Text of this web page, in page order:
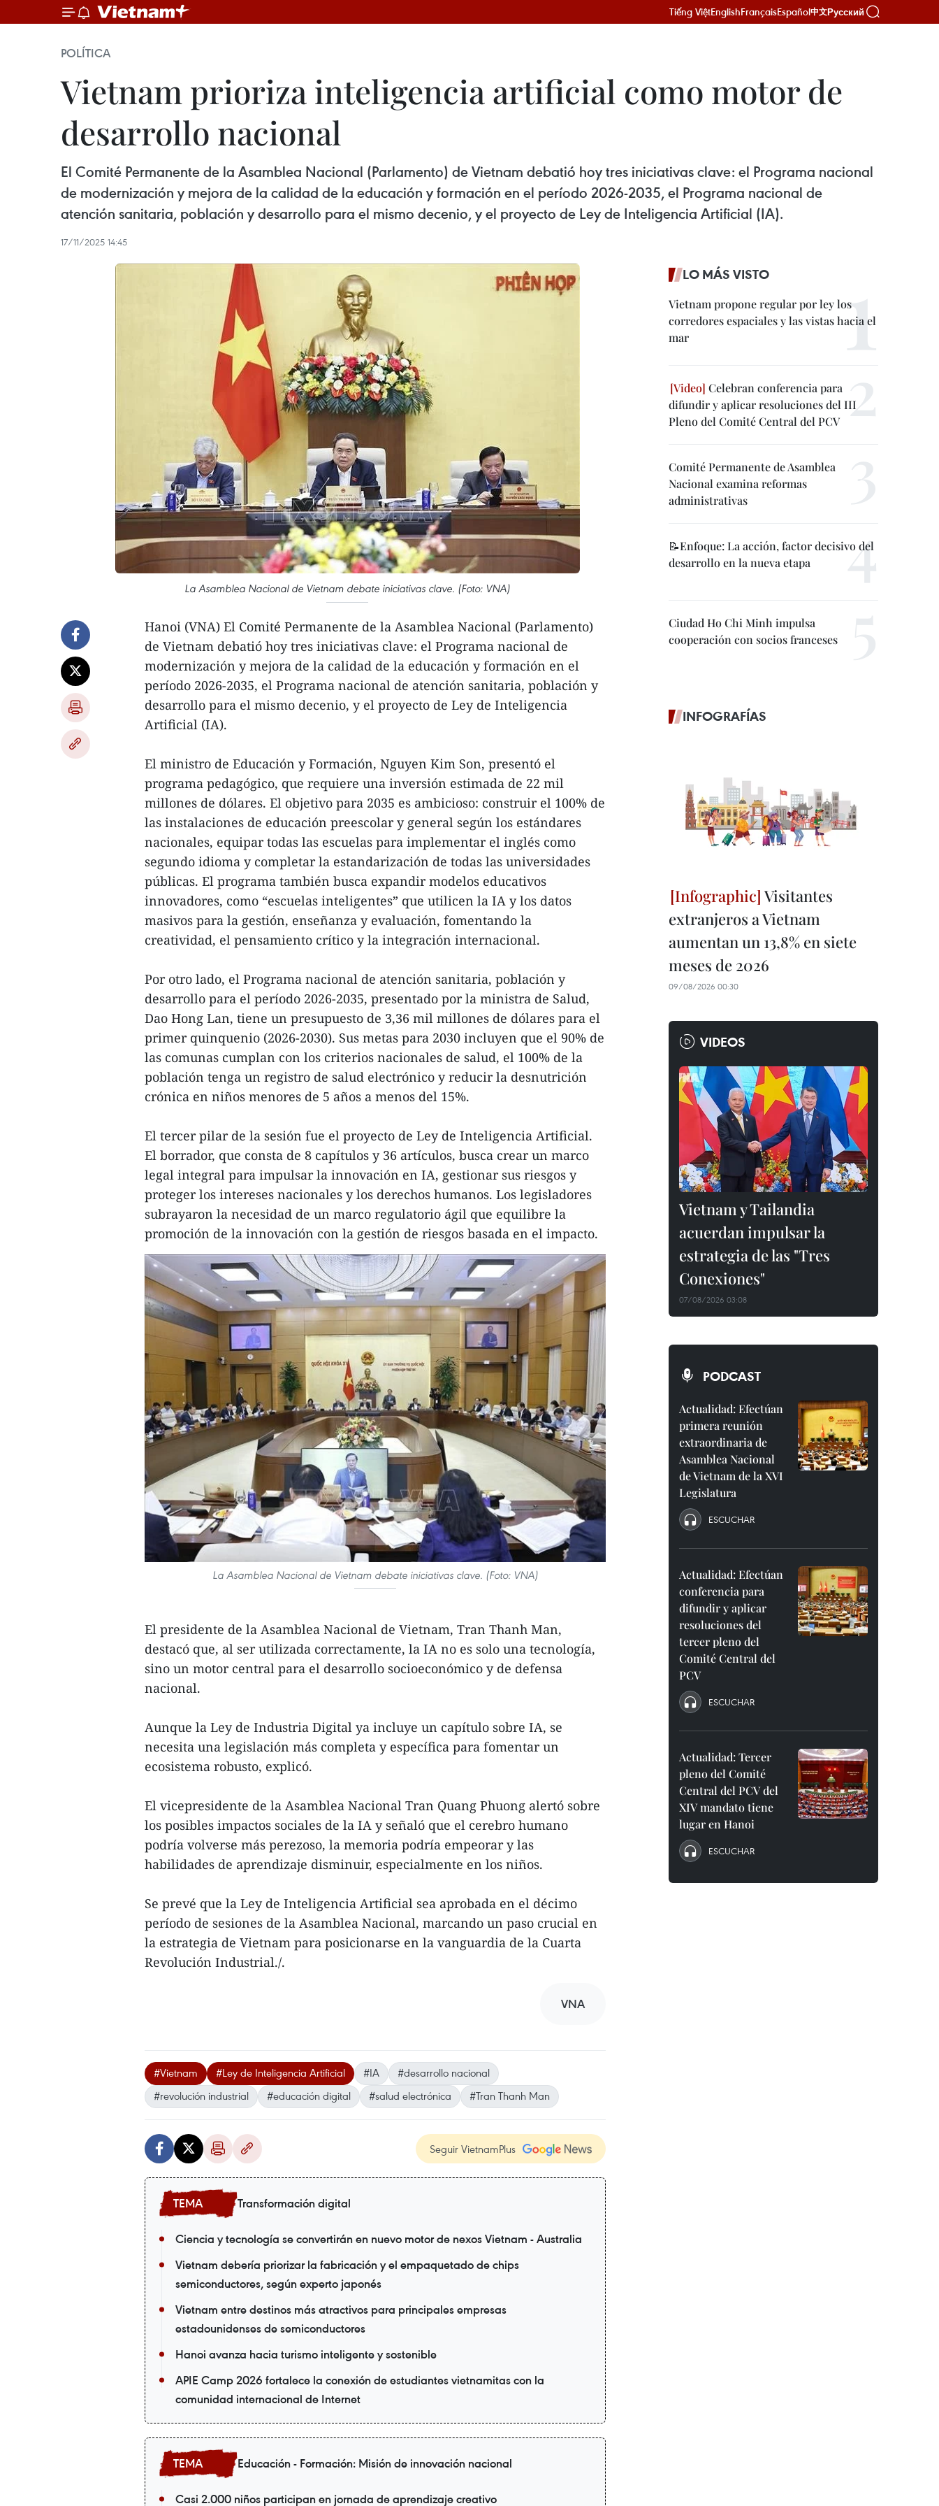
Tiếng ViệtEnglishFrançaisEspañol中文Русский
POLÍTICA
Vietnam prioriza inteligencia artificial como motor de
desarrollo nacional
El Comité Permanente de la Asamblea Nacional (Parlamento) de Vietnam debatió hoy tres iniciativas clave: el Programa nacional
de modernización y mejora de la calidad de la educación y formación en el período 2026-2035, el Programa nacional de
atención sanitaria, población y desarrollo para el mismo decenio, y el proyecto de Ley de Inteligencia Artificial (IA).
17/11/2025 14:45
La Asamblea Nacional de Vietnam debate iniciativas clave. (Foto: VNA)
Hanoi (VNA) El Comité Permanente de la Asamblea Nacional (Parlamento)
de Vietnam debatió hoy tres iniciativas clave: el Programa nacional de
modernización y mejora de la calidad de la educación y formación en el
período 2026-2035, el Programa nacional de atención sanitaria, población y
desarrollo para el mismo decenio, y el proyecto de Ley de Inteligencia
Artificial (IA).
El ministro de Educación y Formación, Nguyen Kim Son, presentó el
programa pedagógico, que requiere una inversión estimada de 22 mil
millones de dólares. El objetivo para 2035 es ambicioso: construir el 100% de
las instalaciones de educación preescolar y general según los estándares
nacionales, equipar todas las escuelas para implementar el inglés como
segundo idioma y completar la estandarización de todas las universidades
públicas. El programa también busca expandir modelos educativos
innovadores, como “escuelas inteligentes” que utilicen la IA y los datos
masivos para la gestión, enseñanza y evaluación, fomentando la
creatividad, el pensamiento crítico y la integración internacional.
Por otro lado, el Programa nacional de atención sanitaria, población y
desarrollo para el período 2026-2035, presentado por la ministra de Salud,
Dao Hong Lan, tiene un presupuesto de 3,36 mil millones de dólares para el
primer quinquenio (2026-2030). Sus metas para 2030 incluyen que el 90% de
las comunas cumplan con los criterios nacionales de salud, el 100% de la
población tenga un registro de salud electrónico y reducir la desnutrición
crónica en niños menores de 5 años a menos del 15%.
El tercer pilar de la sesión fue el proyecto de Ley de Inteligencia Artificial.
El borrador, que consta de 8 capítulos y 36 artículos, busca crear un marco
legal integral para impulsar la innovación en IA, gestionar sus riesgos y
proteger los intereses nacionales y los derechos humanos. Los legisladores
subrayaron la necesidad de un marco regulatorio ágil que equilibre la
promoción de la innovación con la gestión de riesgos basada en el impacto.
La Asamblea Nacional de Vietnam debate iniciativas clave. (Foto: VNA)
El presidente de la Asamblea Nacional de Vietnam, Tran Thanh Man,
destacó que, al ser utilizada correctamente, la IA no es solo una tecnología,
sino un motor central para el desarrollo socioeconómico y de defensa
nacional.
Aunque la Ley de Industria Digital ya incluye un capítulo sobre IA, se
necesita una legislación más completa y específica para fomentar un
ecosistema robusto, explicó.
El vicepresidente de la Asamblea Nacional Tran Quang Phuong alertó sobre
los posibles impactos sociales de la IA y señaló que el cerebro humano
podría volverse más perezoso, la memoria podría empeorar y las
habilidades de aprendizaje disminuir, especialmente en los niños.
Se prevé que la Ley de Inteligencia Artificial sea aprobada en el décimo
período de sesiones de la Asamblea Nacional, marcando un paso crucial en
la estrategia de Vietnam para posicionarse en la vanguardia de la Cuarta
Revolución Industrial./.
VNA
#Vietnam #Ley de Inteligencia Artificial #IA
#desarrollo nacional
#revolución industrial
#educación digital #salud electrónica #Tran Thanh Man
Seguir VietnamPlus
Transformación digital
Ciencia y tecnología se convertirán en nuevo motor de nexos Vietnam - Australia
Vietnam debería priorizar la fabricación y el empaquetado de chips
semiconductores, según experto japonés
Vietnam entre destinos más atractivos para principales empresas
estadounidenses de semiconductores
Hanoi avanza hacia turismo inteligente y sostenible
APIE Camp 2026 fortalece la conexión de estudiantes vietnamitas con la
comunidad internacional de Internet
Educación - Formación: Misión de innovación nacional
Casi 2.000 niños participan en jornada de aprendizaje creativo
LO MÁS VISTO
Vietnam propone regular por ley los
corredores espaciales y las vistas hacia el
mar
Celebran conferencia para
difundir y aplicar resoluciones del III
Pleno del Comité Central del PCV
Comité Permanente de Asamblea
Nacional examina reformas
administrativas
📝Enfoque: La acción, factor decisivo del
desarrollo en la nueva etapa
Ciudad Ho Chi Minh impulsa
cooperación con socios franceses
INFOGRAFÍAS
Visitantes
extranjeros a Vietnam
aumentan un 13,8% en siete
meses de 2026
09/08/2026 00:30
VIDEOS
Vietnam y Tailandia
acuerdan impulsar la
estrategia de las "Tres
Conexiones"
07/08/2026 03:08
PODCAST
Actualidad: Efectúan
primera reunión
extraordinaria de
Asamblea Nacional
de Vietnam de la XVI
Legislatura
ESCUCHAR
Actualidad: Efectúan
conferencia para
difundir y aplicar
resoluciones del
tercer pleno del
Comité Central del
PCV
ESCUCHAR
Actualidad: Tercer
pleno del Comité
Central del PCV del
XIV mandato tiene
lugar en Hanoi
ESCUCHAR